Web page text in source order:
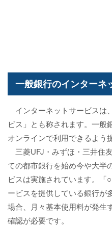
一般銀行のインターネ
インターネットサービスは
ビス」とも称されます。一般
オンラインで利用できるよう
三菱UFJ・みずほ・三井住
ての都市銀行を始め今や大半
ビスは実施されています。「
ービスを提供している銀行が
場合、月々基本使用料が発生
確認が必要です。